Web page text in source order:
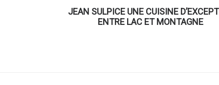
JEAN SULPICE UNE CUISINE
ENTRE LAC ET MONTAGNE